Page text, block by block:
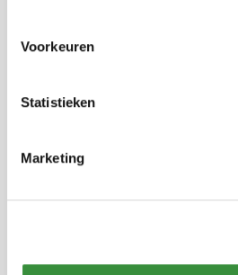
Voorkeuren
Statistieken
Marketing
Floating Dinner